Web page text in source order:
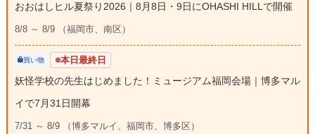
おおはしヒル夏祭り2026｜8月8日・9日にOHASHI HILLで開催
8/8 ～ 8/9 （福岡市、南区）
買い物 本日最終日
妖怪学校の先生はじめました！ミュージアム福岡会場｜博多マル
イで7月31日開幕
7/31 ～ 8/9 （博多マルイ、福岡市、博多区）